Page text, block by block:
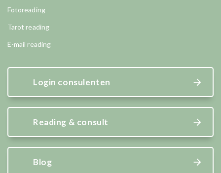
Fotoreading
Tarot reading
E-mail reading
Login consulenten
Reading & consult
Blog